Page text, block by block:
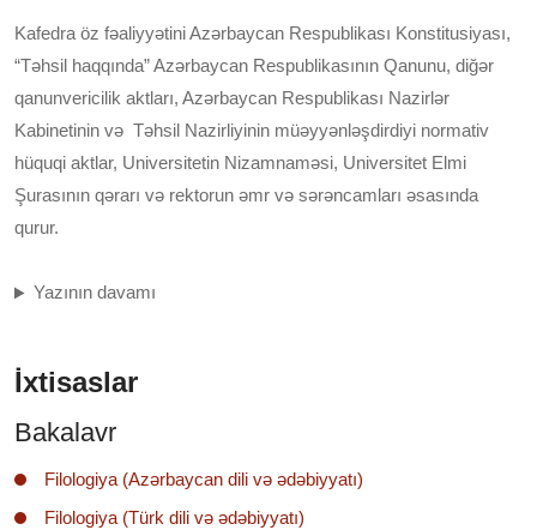
Kafedra öz fəaliyyətini Azərbaycan Respublikası Konstitusiyası,
“Təhsil haqqında” Azərbaycan Respublikasının Qanunu, diğər
qanunvericilik aktları, Azərbaycan Respublikası Nazirlər
Kabinetinin və Təhsil Nazirliyinin müəyyənləşdirdiyi normativ
hüquqi aktlar, Universitetin Nizamnaməsi, Universitet Elmi
Şurasının qərarı və rektorun əmr və sərəncamları əsasında
qurur.
Yazının davamı
İxtisaslar
Bakalavr
Filologiya (Azərbaycan dili və ədəbiyyatı)
Filologiya (Türk dili və ədəbiyyatı)